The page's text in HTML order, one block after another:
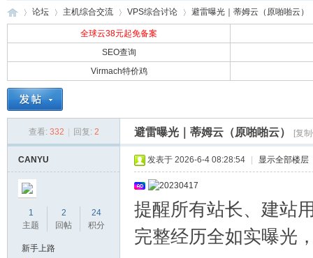
搜
论坛 主机综合交流
›
VPS综合讨论 避雷曝光｜蒂姆云（原啪啪云）
全球云38元起免备案
SEO查询
Virmach特价鸡
查看: 332 回复: 2 避雷曝光｜蒂姆云（原啪啪云） [复
CANYU
1
主题
2
回帖
24
积分
新手上路
发表于 2026-6-4 08:28:54 显示全部楼层
提醒所有站长、建站
完整经历全如实曝光